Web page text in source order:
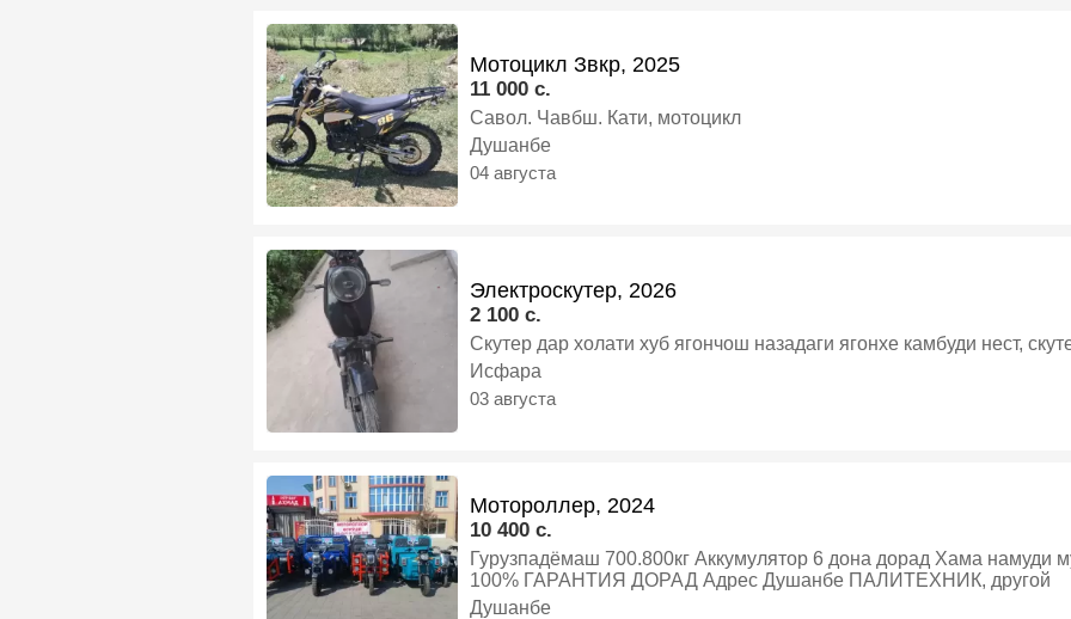
Мотоцикл Звкр, 2025
11 000 c.
Савол. Чавбш. Кати, мотоцикл
Душанбе
04 августа
Электроскутер, 2026
2 100 c.
Скутер дар холати хуб ягончош назадаги ягонхе камбуди нест,
Исфара
03 августа
Мотороллер, 2024
10 400 c.
Гурузпадёмаш 700.800кг Аккумулятор 6 дона дорад Хама намуди муравей дорам Сифаташ хуб
100% ГАРАНТИЯ ДОРАД Адрес Душанбе ПАЛИТЕХНИК, другой
Душанбе